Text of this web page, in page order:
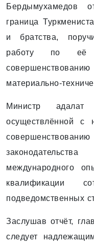
Бердымухамедов
граница
и братства,
работу по
материально-
Министр
осуществлённой с
международного
квалификации
подведомственных
Заслушав отчёт,
следует